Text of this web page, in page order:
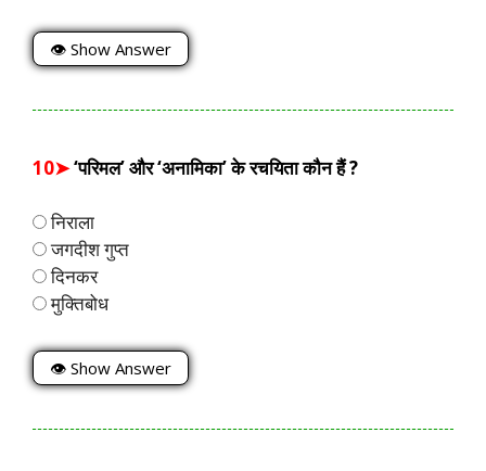
👁 Show Answer
10➤‘परिमल’ और ‘अनामिका’ के रचयिता कौन हैं ?
निराला
जगदीश गुप्त
दिनकर
मुक्तिबोध
👁 Show Answer